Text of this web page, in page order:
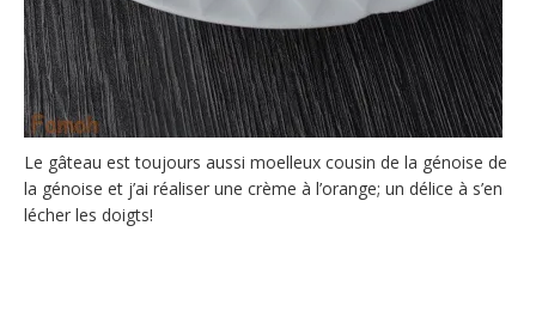
Le gâteau est toujours aussi moelleux cousin de la génoise de
la génoise et j’ai réaliser une crème à l’orange; un délice à s’en
lécher les doigts!